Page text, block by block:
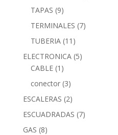
TAPAS (9)
TERMINALES (7)
TUBERIA (11)
ELECTRONICA (5)
CABLE (1)
conector (3)
ESCALERAS (2)
ESCUADRADAS (7)
GAS (8)